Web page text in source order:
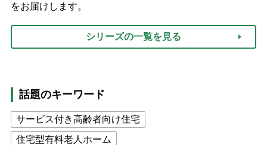
をお届けします。
シリーズの一覧を見る
話題のキーワード
サービス付き高齢者向け住宅
住宅型有料老人ホーム